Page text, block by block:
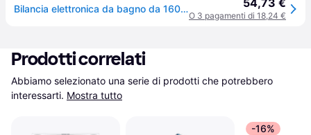
Bilancia elettronica da bagno da 160 kg Terraillon COLOR COACH QUATTRO 54,73 €
O 3 pagamenti di 18,24 €
Prodotti correlati
Abbiamo selezionato una serie di prodotti che potrebbero
interessarti. Mostra tutto
-16%